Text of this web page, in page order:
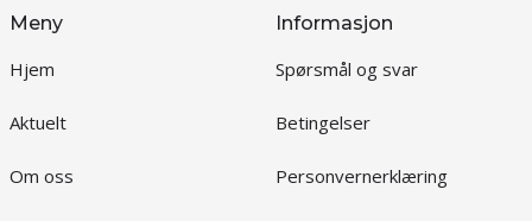
Meny
Hjem
Aktuelt
Om oss
Informasjon
Spørsmål og svar
Betingelser
Personvernerklæring